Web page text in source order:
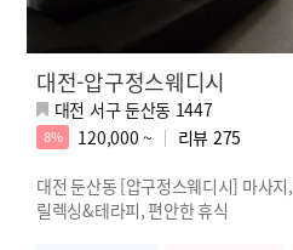
대전-압구정스웨디시
대전 서구 둔산동 1447
8% 120,000 ~ 리뷰 275
대전 둔산동 [압구정스웨디시] 마사
릴렉싱&테라피, 편안한 휴식